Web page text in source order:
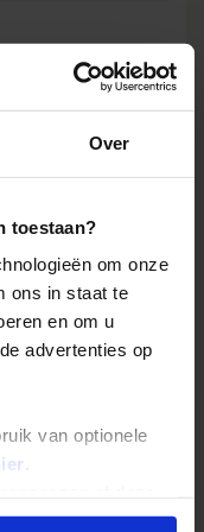
Over
toestaan?
om onze
ons in staat te
en om u
advertenties op
van optionele
.
voor de
persoon)
wij voor de